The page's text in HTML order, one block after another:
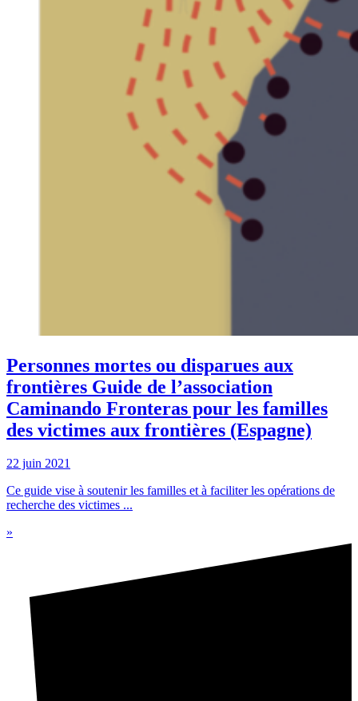
Personnes mortes ou disparues aux
frontières Guide de l’association
Caminando Fronteras pour les familles
des victimes aux frontières (Espagne)
22 juin 2021
Ce guide vise à soutenir les familles et à faciliter les opérations de
recherche des victimes ...
»